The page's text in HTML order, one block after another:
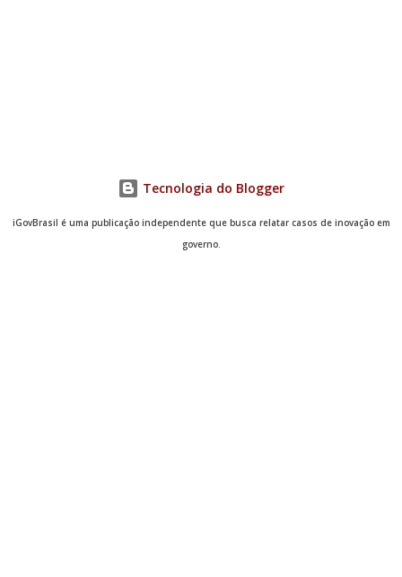
Tecnologia do Blogger
iGovBrasil é uma publicação independente que busca relatar casos de inovação em
governo.